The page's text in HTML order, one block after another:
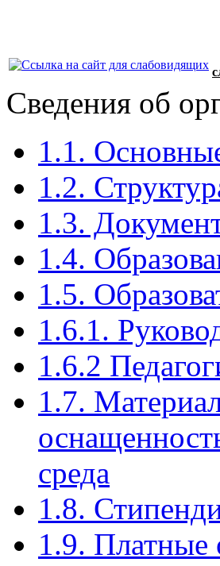
Сведения об
1.1.
1.2.
1.3.
1.4.
1.5.
1.6.1.
1.6.2
1.7.
среда
1.8.
1.9. Платные